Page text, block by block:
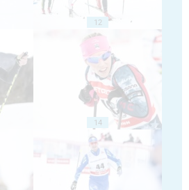
12
14